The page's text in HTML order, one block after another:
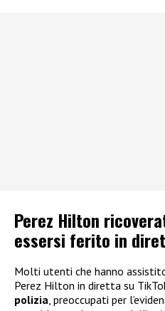
Perez Hilton
essersi ferito in
Molti utenti che hanno
Perez Hilton in diretta su
polizia , preoccupati per